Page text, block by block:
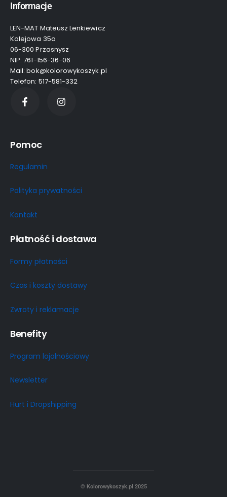
Informacje
LEN-MAT Mateusz Lenkiewicz
Kolejowa 35a
06-300 Przasnysz
NIP: 761-156-36-06
Mail: bok@kolorowykoszyk.pl
Telefon: 517-581-332
Pomoc
Regulamin
Polityka prywatności
Kontakt
Płatność i dostawa
Formy płatności
Czas i koszty dostawy
Zwroty i reklamacje
Benefity
Program lojalnościowy
Newsletter
Hurt i Dropshipping
© Kolorowykoszyk.pl 2025